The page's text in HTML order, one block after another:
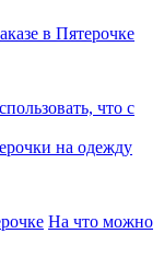
в Пятерочке
на одежду
На что можно